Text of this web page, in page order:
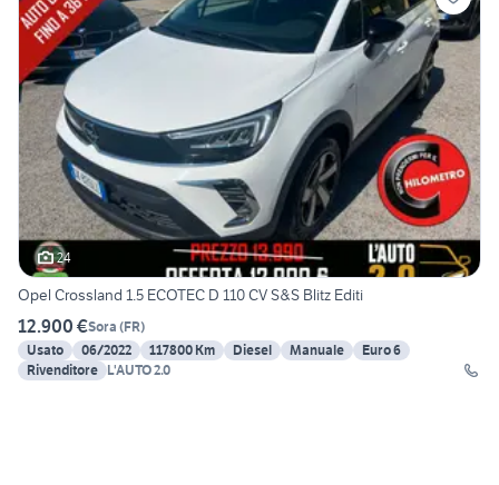
24
Opel Crossland 1.5 ECOTEC D 110 CV S&S Blitz Editi
12.900 €Sora (FR)
Usato
06/2022 117800 Km Diesel Manuale
Euro 6
Rivenditore L'AUTO 2.0